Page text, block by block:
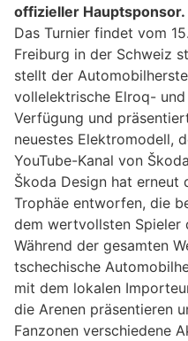
offizieller Hauptsponsor.
Das Turnier findet vom
Freiburg in der Schweiz
stellt der
vollelektrische Elroq-
Verfügung und
neuestes Elektromodell,
YouTube-Kanal von
Škoda Design hat erneut
Trophäe entworfen, die
dem wertvollsten Spieler
Während der gesamten
tschechische
mit dem lokalen
die Arenen präsentieren
Fanzonen verschiedene